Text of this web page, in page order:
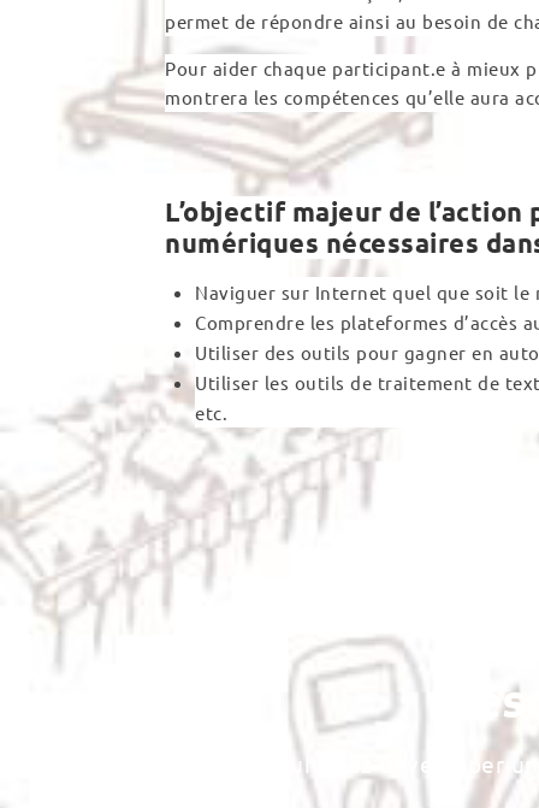
permet de répondre ainsi au besoin de
Pour aider chaque participant.e à mieux
montrera les compétences qu’elle aura
L’objectif majeur de
numériques nécessaires
Naviguer sur Internet quel que soit
Comprendre les plateformes d’accès
Utiliser des outils pour gagner en
Utiliser les outils de traitement de
etc.
Vous souhaitez développer